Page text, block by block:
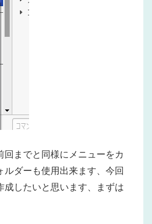
までと同様にメニューをカ
ダーも使用出来ます、今回
したいと思います、まずは